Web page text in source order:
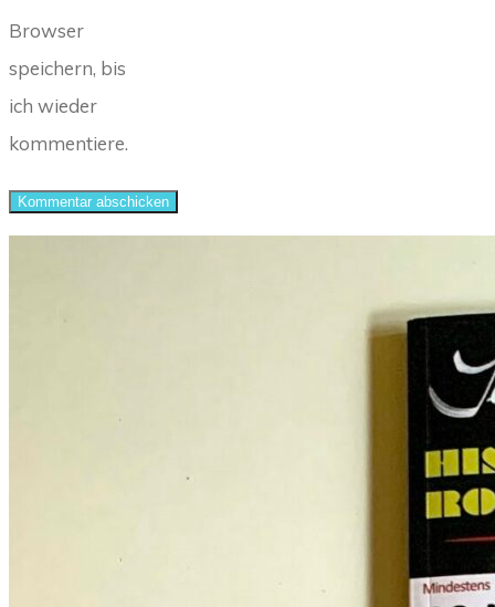
Browser
speichern, bis
ich wieder
kommentiere.